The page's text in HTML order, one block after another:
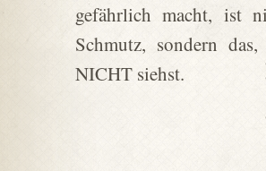
gefährlich macht, ist
Schmutz, sondern
NICHT siehst.